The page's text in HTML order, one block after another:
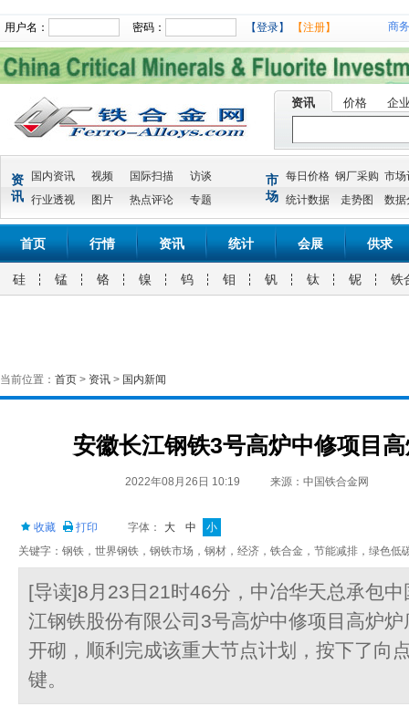
用户名： 密码： 【登录】 【注册】 商
资讯 价格 企
资
讯
国内资讯 视频 国际扫描
访谈
行业透视
图片 热点评论 专题
市
场
每日价格 钢厂采购 市场
统计数据
走势图 数据
首页 行情 资讯 统计 会展 供求
硅 锰 铬 镍 钨 钼 钒 钛 铌 铁
当前位置： 首页 > 资讯 > 国内新闻
安徽长江钢铁3号高炉中修项目
2022年08月26日 10:19 来源：中国铁合金网
收藏 打印 字体： 大 中
小
关键字：钢铁，世界钢铁，钢铁市场，钢材，经济，铁合金，节能减排，绿色低
[导读]8月23日21时46分，中冶华天总承包
江钢铁股份有限公司3号高炉中修项目高炉
开砌，顺利完成该重大节点计划，按下了向
键。